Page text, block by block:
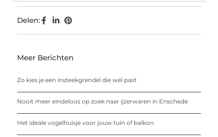
Delen:
Meer Berichten
Zo kies je een insteekgrendel die wél past
Nooit meer eindeloos op zoek naar ijzerwaren in Enschede
Het ideale vogelhuisje voor jouw tuin of balkon